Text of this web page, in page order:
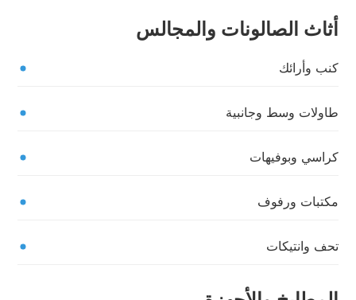
أثاث الصالونات والمجالس
كنب وأرائك
طاولات وسط وجانبية
كراسي وبوفيهات
مكتبات ورفوف
تحف وانتيكات